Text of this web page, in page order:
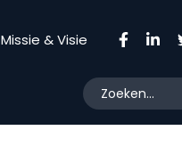
Missie & Visie